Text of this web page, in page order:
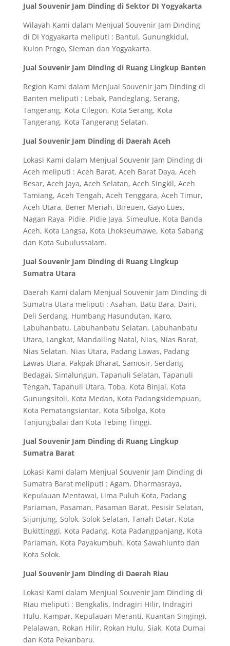
Jual Souvenir Jam Dinding di Sektor DI Yogyakarta
Wilayah Kami dalam Menjual Souvenir Jam Dinding
di DI Yogyakarta meliputi : Bantul, Gunungkidul,
Kulon Progo, Sleman dan Yogyakarta.
Jual Souvenir Jam Dinding di Ruang Lingkup Banten
Region Kami dalam Menjual Souvenir Jam Dinding di
Banten meliputi : Lebak, Pandeglang, Serang,
Tangerang, Kota Cilegon, Kota Serang, Kota
Tangerang, Kota Tangerang Selatan.
Jual Souvenir Jam Dinding di Daerah Aceh
Lokasi Kami dalam Menjual Souvenir Jam Dinding di
Aceh meliputi : Aceh Barat, Aceh Barat Daya, Aceh
Besar, Aceh Jaya, Aceh Selatan, Aceh Singkil, Aceh
Tamiang, Aceh Tengah, Aceh Tenggara, Aceh Timur,
Aceh Utara, Bener Meriah, Bireuen, Gayo Lues,
Nagan Raya, Pidie, Pidie Jaya, Simeulue, Kota Banda
Aceh, Kota Langsa, Kota Lhokseumawe, Kota Sabang
dan Kota Subulussalam.
Jual Souvenir Jam Dinding di Ruang Lingkup
Sumatra Utara
Daerah Kami dalam Menjual Souvenir Jam Dinding di
Sumatra Utara meliputi : Asahan, Batu Bara, Dairi,
Deli Serdang, Humbang Hasundutan, Karo,
Labuhanbatu, Labuhanbatu Selatan, Labuhanbatu
Utara, Langkat, Mandailing Natal, Nias, Nias Barat,
Nias Selatan, Nias Utara, Padang Lawas, Padang
Lawas Utara, Pakpak Bharat, Samosir, Serdang
Bedagai, Simalungun, Tapanuli Selatan, Tapanuli
Tengah, Tapanuli Utara, Toba, Kota Binjai, Kota
Gunungsitoli, Kota Medan, Kota Padangsidempuan,
Kota Pematangsiantar, Kota Sibolga, Kota
Tanjungbalai dan Kota Tebing Tinggi.
Jual Souvenir Jam Dinding di Ruang Lingkup
Sumatra Barat
Lokasi Kami dalam Menjual Souvenir Jam Dinding di
Sumatra Barat meliputi : Agam, Dharmasraya,
Kepulauan Mentawai, Lima Puluh Kota, Padang
Pariaman, Pasaman, Pasaman Barat, Pesisir Selatan,
Sijunjung, Solok, Solok Selatan, Tanah Datar, Kota
Bukittinggi, Kota Padang, Kota Padangpanjang, Kota
Pariaman, Kota Payakumbuh, Kota Sawahlunto dan
Kota Solok.
Jual Souvenir Jam Dinding di Daerah Riau
Lokasi Kami dalam Menjual Souvenir Jam Dinding di
Riau meliputi : Bengkalis, Indragiri Hilir, Indragiri
Hulu, Kampar, Kepulauan Meranti, Kuantan Singingi,
Pelalawan, Rokan Hilir, Rokan Hulu, Siak, Kota Dumai
dan Kota Pekanbaru.